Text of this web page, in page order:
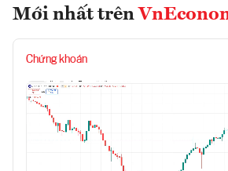
Mới nhất trên
Chứng khoán